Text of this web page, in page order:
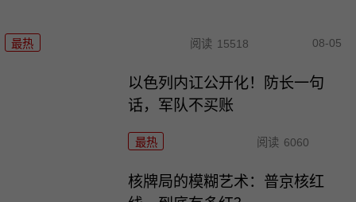
最热 阅读 15518 08-05
以色列内讧公开化！防长一句
话，军队不买账
最热 阅读 6060
核牌局的模糊艺术：普京核红